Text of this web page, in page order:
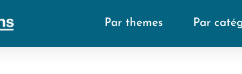
Par themes Par